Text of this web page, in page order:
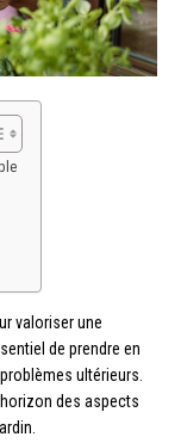
valoriser une
de prendre en
ultérieurs.
des aspects